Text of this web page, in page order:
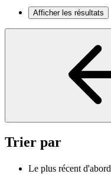
Afficher les résultats
Trier par
Le plus récent d'abord